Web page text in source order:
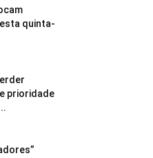
quinta-
prioridade